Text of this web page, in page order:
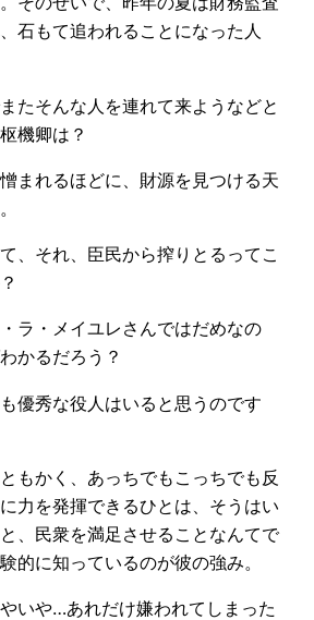
石もて追われることになった人
たそんな人を連れて来ようなどと
機卿は？
まれるほどに、財源を見つける天
、それ、臣民から搾りとるってこ
ラ・メイユレさんではだめなの
かるだろう？
優秀な役人はいると思うのです
もかく、あっちでもこっちでも反
力を発揮できるひとは、そうはい
、民衆を満足させることなんてで
的に知っているのが彼の強み。
いや…あれだけ嫌われてしまった